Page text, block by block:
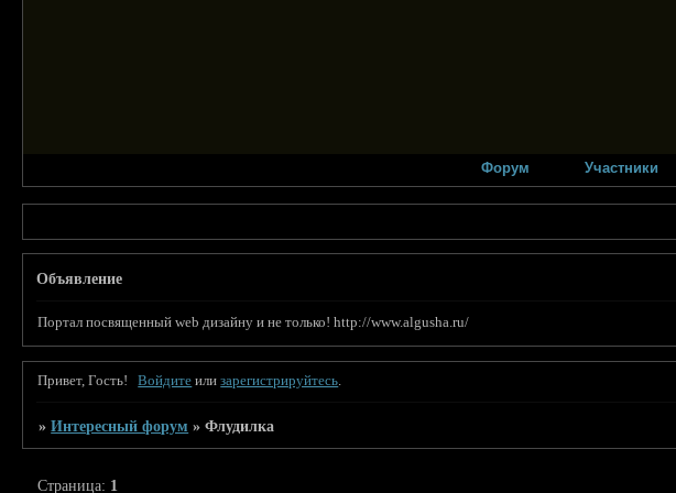
Форум Участники
Объявление
Портал посвященный web дизайну и не только! http://www.algusha.ru/
Привет, Гость! Войдите илизарегистрируйтесь.
»Интересный форум »Флудилка
Страница: 1